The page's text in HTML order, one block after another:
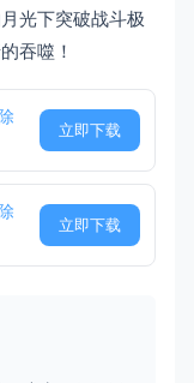
光下突破战斗极
吞噬！
立即下载
立即下载